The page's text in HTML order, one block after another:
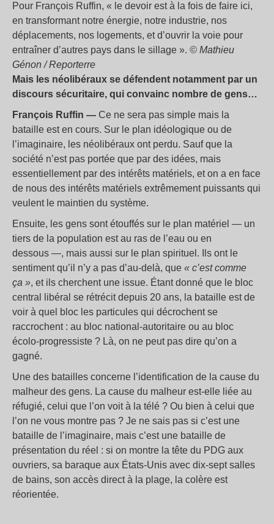
Pour François Ruffin, « le devoir est à la fois de faire ici,
en transformant notre énergie, notre industrie, nos
déplacements, nos logements, et d’ouvrir la voie pour
entraîner d’autres pays dans le sillage ». © Mathieu
Génon / Reporterre
Mais les néolibéraux se défendent notamment par un
discours sécuritaire, qui convainc nombre de gens…
François Ruffin — Ce ne sera pas simple mais la
bataille est en cours. Sur le plan idéologique ou de
l’imaginaire, les néolibéraux ont perdu. Sauf que la
société n’est pas portée que par des idées, mais
essentiellement par des intérêts matériels, et on a en face
de nous des intérêts matériels extrêmement puissants qui
veulent le maintien du système.
Ensuite, les gens sont étouffés sur le plan matériel — un
tiers de la population est au ras de l’eau ou en
dessous —, mais aussi sur le plan spirituel. Ils ont le
sentiment qu’il n’y a pas d’au-delà, que « c’est comme
ça », et ils cherchent une issue. Étant donné que le bloc
central libéral se rétrécit depuis 20 ans, la bataille est de
voir à quel bloc les particules qui décrochent se
raccrochent : au bloc national-autoritaire ou au bloc
écolo-progressiste ? Là, on ne peut pas dire qu’on a
gagné.
Une des batailles concerne l’identification de la cause du
malheur des gens. La cause du malheur est-elle liée au
réfugié, celui que l’on voit à la télé ? Ou bien à celui que
l’on ne vous montre pas ? Je ne sais pas si c’est une
bataille de l’imaginaire, mais c’est une bataille de
présentation du réel : si on montre la tête du PDG aux
ouvriers, sa baraque aux États-Unis avec dix-sept salles
de bains, son accès direct à la plage, la colère est
réorientée.